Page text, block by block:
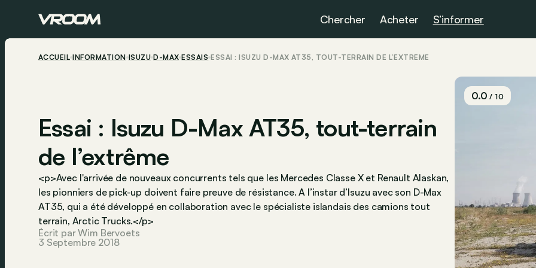
Chercher Acheter S’informer
ACCUEIL INFORMATION ISUZU D-MAX ESSAIS ESSAI : ISUZU D-MAX AT35, TOUT-TERRAIN DE L’EXTRÊME
Essai : Isuzu D-Max AT35, tout-terrain
de l’extrême
<p>Avec l'arrivée de nouveaux concurrents tels que les Mercedes Classe X et Renault Alaskan,
les pionniers de pick-up doivent faire preuve de résistance. A l’instar d’Isuzu avec son D-Max
AT35, qui a été développé en collaboration avec le spécialiste islandais des camions tout
terrain, Arctic Trucks.</p>
Écrit par Wim Bervoets
3 Septembre 2018
0.0/ 10